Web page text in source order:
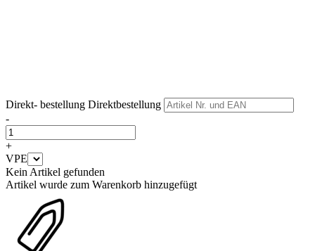
Direkt- bestellung Direktbestellung
-
+
VPE
Kein Artikel gefunden
Artikel wurde zum Warenkorb hinzugefügt